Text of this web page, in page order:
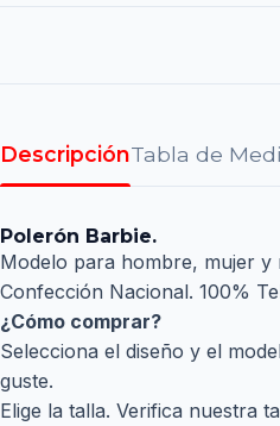
DescripciónTabla de
Polerón Barbie.
Modelo para hombre, mujer
Confección Nacional. 100%
¿Cómo comprar?
Selecciona el diseño y el
guste.
Elige la talla. Verifica nuestra